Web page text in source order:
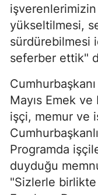
yükseltilmesi,
sürdürebilmesi
seferber ettik"
Mayıs Emek ve
işçi, memur ve
Programda
duyduğu
"Sizlerle birlikte